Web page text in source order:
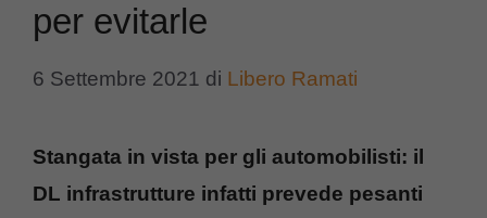
per evitarle
6 Settembre 2021 di Libero Ramati
Stangata in vista per gli automobilisti: il
DL infrastrutture infatti prevede pesanti